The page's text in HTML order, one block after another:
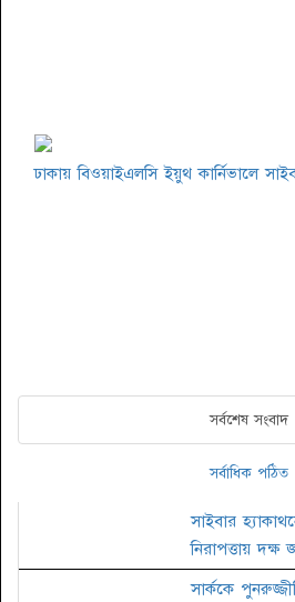
ঢাকায় বিওয়াইএলসি ইয়ুথ কার্নিভালে
সর্বশেষ সংবাদ
সর্বাধিক পঠিত
সাইবার
নিরাপত্তায় দক্ষ
সার্ককে